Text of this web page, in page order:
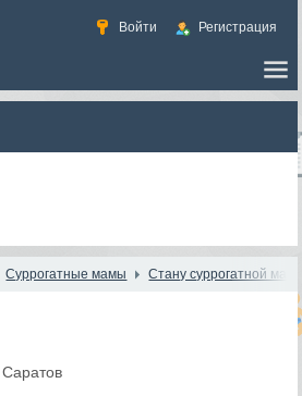
Войти Регистрация
Суррогатные мамы Стану суррогатной
Саратов